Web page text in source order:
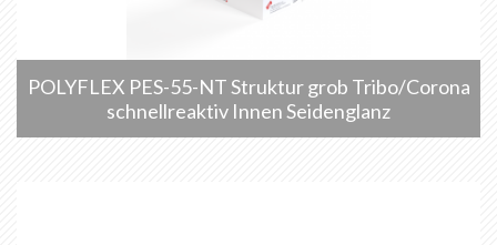
POLYFLEX PES-55-NT Struktur grob Tribo/Corona
schnellreaktiv Innen Seidenglanz